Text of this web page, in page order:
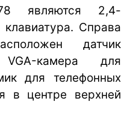
являются 2,4-
Справа
датчик
камера для
для телефонных
в центре верхней